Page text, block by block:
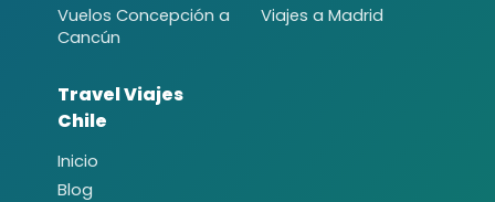
Vuelos Concepción a
Cancún
Viajes a Madrid
Travel Viajes
Chile
Inicio
Blog